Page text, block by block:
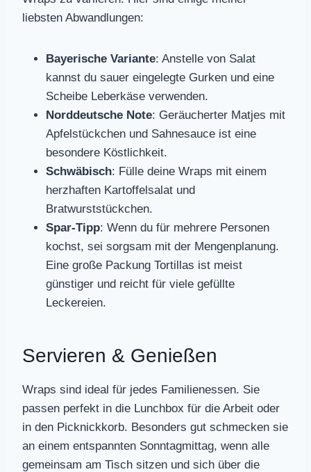
liebsten Abwandlungen:
Bayerische Variante: Anstelle von Salat
kannst du sauer eingelegte Gurken und eine
Scheibe Leberkäse verwenden.
Norddeutsche Note: Geräucherter Matjes mit
Apfelstückchen und Sahnesauce ist eine
besondere Köstlichkeit.
Schwäbisch: Fülle deine Wraps mit einem
herzhaften Kartoffelsalat und
Bratwurststückchen.
Spar-Tipp: Wenn du für mehrere Personen
kochst, sei sorgsam mit der Mengenplanung.
Eine große Packung Tortillas ist meist
günstiger und reicht für viele gefüllte
Leckereien.
Servieren & Genießen
Wraps sind ideal für jedes Familienessen. Sie
passen perfekt in die Lunchbox für die Arbeit oder
in den Picknickkorb. Besonders gut schmecken sie
an einem entspannten Sonntagmittag, wenn alle
gemeinsam am Tisch sitzen und sich über die